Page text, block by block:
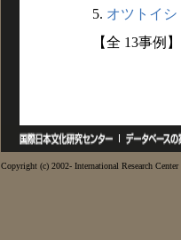
5. オツトイシ
【全 13事例】
Copyright (c) 2002- International Research